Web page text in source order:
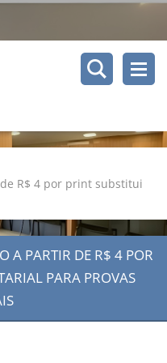
R$ 4 por print substitui
A PARTIR DE R$ 4 POR
PARA PROVAS